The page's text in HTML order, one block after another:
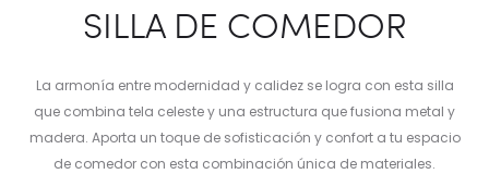
SILLA DE COMEDOR
La armonía entre modernidad y calidez se logra con esta silla
que combina tela celeste y una estructura que fusiona metal y
madera. Aporta un toque de sofisticación y confort a tu espacio
de comedor con esta combinación única de materiales.